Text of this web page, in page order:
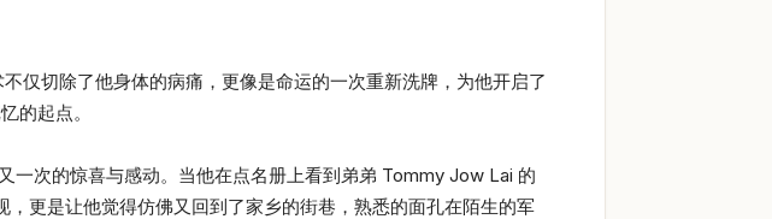
仅切除了他身体的病痛，更像是命运的一次重新洗牌，为他开启了
的起点。
一次的惊喜与感动。当他在点名册上看到弟弟 Tommy Jow Lai 的
更是让他觉得仿佛又回到了家乡的街巷，熟悉的面孔在陌生的军